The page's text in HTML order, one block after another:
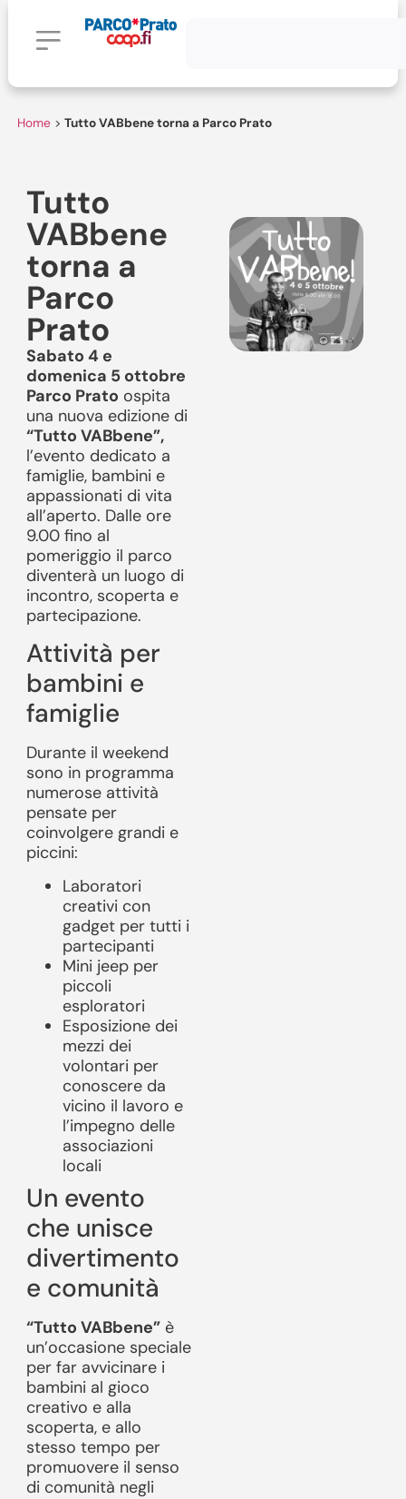
Home> Tutto VABbene torna a Parco Prato
Tutto
VABbene
torna a
Parco
Prato
Sabato 4 e
domenica 5 ottobre
Parco Prato ospita
una nuova edizione di
“Tutto VABbene”,
l’evento dedicato a
famiglie, bambini e
appassionati di vita
all’aperto. Dalle ore
9.00 fino al
pomeriggio il parco
diventerà un luogo di
incontro, scoperta e
partecipazione.
Attività per
bambini e
famiglie
Durante il weekend
sono in programma
numerose attività
pensate per
coinvolgere grandi e
piccini:
Laboratori
creativi con
gadget per tutti i
partecipanti
Mini jeep per
piccoli
esploratori
Esposizione dei
mezzi dei
volontari per
conoscere da
vicino il lavoro e
l’impegno delle
associazioni
locali
Un evento
che unisce
divertimento
e comunità
“Tutto VABbene”è
un’occasione speciale
per far avvicinare i
bambini al gioco
creativo e alla
scoperta, e allo
stesso tempo per
promuovere il senso
di comunità negli